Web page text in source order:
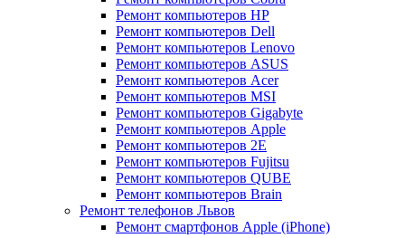
Ремонт компьютеров HP
Ремонт компьютеров Dell
Ремонт компьютеров Lenovo
Ремонт компьютеров ASUS
Ремонт компьютеров Acer
Ремонт компьютеров MSI
Ремонт компьютеров Gigabyte
Ремонт компьютеров Apple
Ремонт компьютеров 2E
Ремонт компьютеров Fujitsu
Ремонт компьютеров QUBE
Ремонт компьютеров Brain
Ремонт телефонов Львов
Ремонт смартфонов Apple (iPhone)